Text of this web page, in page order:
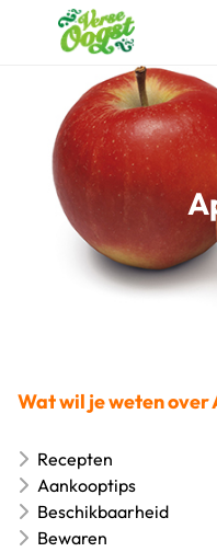
Wat wil je weten over
Recepten
Aankooptips
Beschikbaarheid
Bewaren